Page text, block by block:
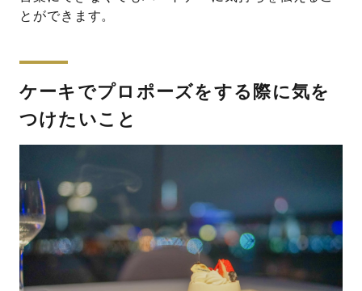
とができます。
ケーキでプロポーズをする際に気を
つけたいこと